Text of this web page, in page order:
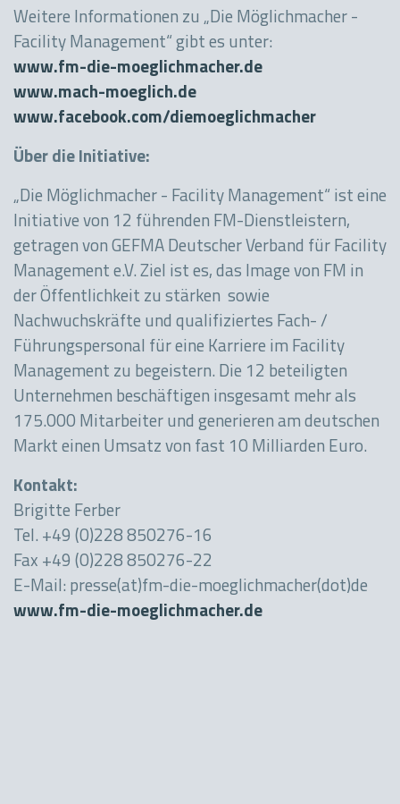
Weitere Informationen zu „Die Möglichmacher -
Facility Management“ gibt es unter:
www.fm-die-moeglichmacher.de
www.mach-moeglich.de
www.facebook.com/diemoeglichmacher
Über die Initiative:
„Die Möglichmacher - Facility Management“ ist eine
Initiative von 12 führenden FM-Dienstleistern,
getragen von GEFMA Deutscher Verband für Facility
Management e.V. Ziel ist es, das Image von FM in
der Öffentlichkeit zu stärken sowie
Nachwuchskräfte und qualifiziertes Fach- /
Führungspersonal für eine Karriere im Facility
Management zu begeistern. Die 12 beteiligten
Unternehmen beschäftigen insgesamt mehr als
175.000 Mitarbeiter und generieren am deutschen
Markt einen Umsatz von fast 10 Milliarden Euro.
Kontakt:
Brigitte Ferber
Tel. +49 (0)228 850276-16
Fax +49 (0)228 850276-22
E-Mail: presse(at)fm-die-moeglichmacher(dot)de
www.fm-die-moeglichmacher.de